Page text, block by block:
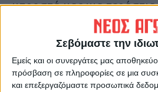
Σεβόμαστε την
Εμείς και οι συνεργάτες μας
πρόσβαση σε πληροφορίες σε μια
και επεξεργαζόμαστε προσωπικά
μπροστά μας μια τεράστια
κλείσει ένα πρόβλημα που
παρελθόν». Και πρόσθεσε
κατατεθεί στη Βουλή η
που πρόσφατα
Συμβούλιο.